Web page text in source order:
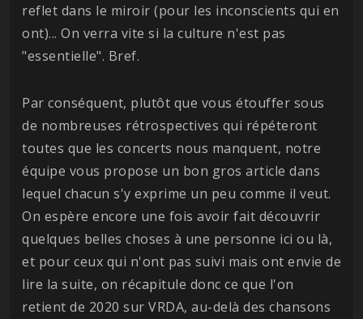
reflet dans le miroir (pour les inconscients qui en
ont)... On verra vite si la culture n'est pas
"essentielle". Bref.
Par conséquent, plutôt que vous étouffer sous
de nombreuses rétrospectives qui répéteront
toutes que les concerts nous manquent, notre
équipe vous propose un bon gros article dans
lequel chacun s'y exprime un peu comme il veut.
On espère encore une fois avoir fait découvrir
quelques belles choses à une personne ici ou là,
et pour ceux qui n'ont pas suivi mais ont envie de
lire la suite, on récapitule donc ce que l'on
retient de 2020 sur VRDA, au-delà des chansons